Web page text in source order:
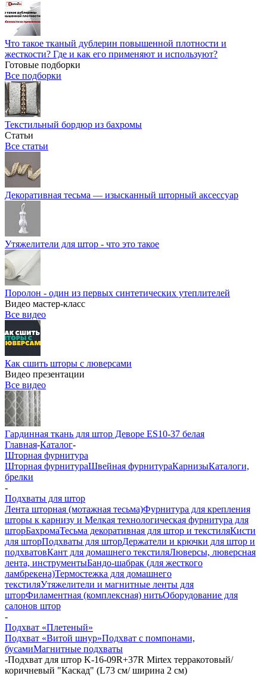
Что такое тканый дублерин повышенной плотности и
жесткости? Где и как его применяют и используют?
Готовые подборки
Все подборки
Текстильный бордюр из бахромы
Статьи
Все статьи
Декоративная тесьма — изысканный шторный аксессуар
Утяжелители для штор - что это такое
Поролон - один из первых синтетических утеплителей
Видео мастер-класс
Все видео
Как сшить шторы с люверсами
Видео презентации
Все видео
Гардинная ткань для штор Деворе ES10-37 белая
Главная-Каталог-
Шторная фурнитура
Шторная фурнитураШвейная фурнитураКарнизыКаталоги,
брелки
-
Подхваты для штор
Лента шторная (мотажная тесьма)Фурнитура для крепления
шторы к карнизу и Мелкая технологическая фурнитура для
шторБахромаТесьма декоративная для штор и текстиляКисти
для шторПодхваты для шторДержатели и крючки для штор и
подхватовКант для домашнего текстиляЛюверсы, люверсная
лента, инструментыБандо-шабрак (для жесткого
ламбрекена)Термостежка для домашнего
текстиляУтяжелители и магнитные ленты для
шторФиламентная (комплексная) нитьОборудование для
салонов штор
-
Подхват «Плетеный»
Подхват «Витой шнур»Подхват с помпонами,
бусамиМагнитные подхваты
-Подхват для штор K-16-09R+37R Mirtex терракотовый/
коричневый "Каскад" (L73 см/ ширина 2 см)